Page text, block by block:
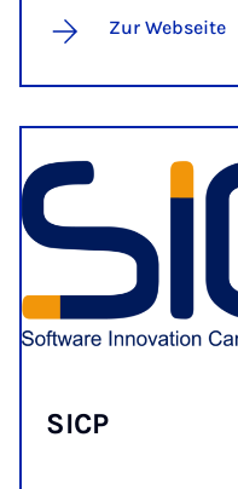
Zur Webseite
SICP